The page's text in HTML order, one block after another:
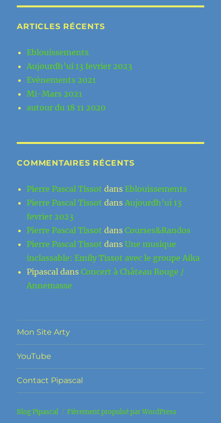
ARTICLES RÉCENTS
Eblouissements
Aujourdh’ui 13 fevrier 2023
Evènements 2021
Mi-Mars 2021
autour du 18 11 2020
COMMENTAIRES RÉCENTS
Pierre Pascal Tissot dansEblouissements
Pierre Pascal Tissot dans Aujourdh’ui 13
fevrier 2023
Pierre Pascal Tissot dansCourses&Randos
Pierre Pascal Tissot dansUne musique
inclassable: Emily Tissot avec le groupe Aika
Pipascal dansConcert à Château Rouge /
Annemasse
Mon Site Arty
YouTube
Contact Pipascal
Blog Pipascal Fièrement propulsé par WordPress